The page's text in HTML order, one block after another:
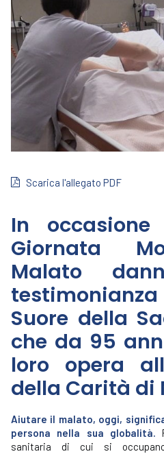
Scarica l'allegato PDF
In
Giornata
Malato
Suore della
che da 95
loro opera
della Carità di
Aiutare il malato, oggi,
persona nella sua globalità.
sanitaria di cui si